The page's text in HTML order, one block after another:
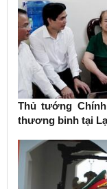
Thủ tướng
thương binh tại